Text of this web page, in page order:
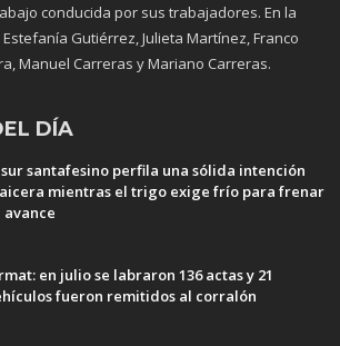
conducida por sus trabajadores. En la
Gutiérrez, Julieta Martínez, Franco
Manuel Carreras y Mariano Carreras.
DÍA
sur santafesino perfila una sólida intención
mientras el trigo exige frío para frenar
avance
en julio se labraron 136 actas y 21
fueron remitidos al corralón